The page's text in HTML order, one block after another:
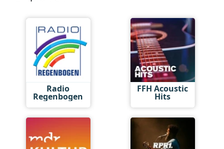
Radio
Regenbogen
FFH Acoustic
Hits